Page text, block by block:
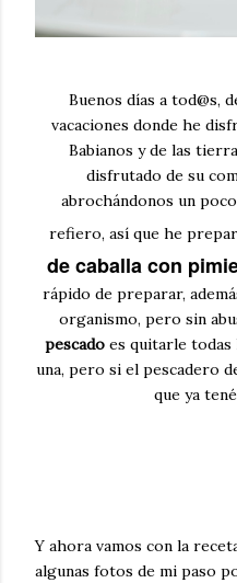
Buenos días a tod@s,
vacaciones donde he
Babianos y de las
disfrutado de su
abrochándonos un
refiero, así que he
de caballa con
rápido de preparar,
organismo, pero sin
pescado es quitarle todas
una, pero si el pescadero
que ya
Y ahora vamos con la
algunas fotos de mi paso